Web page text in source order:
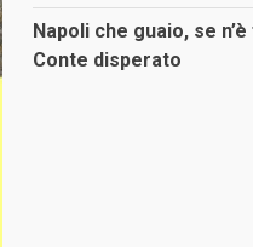
Napoli che guaio, se
Conte disperato